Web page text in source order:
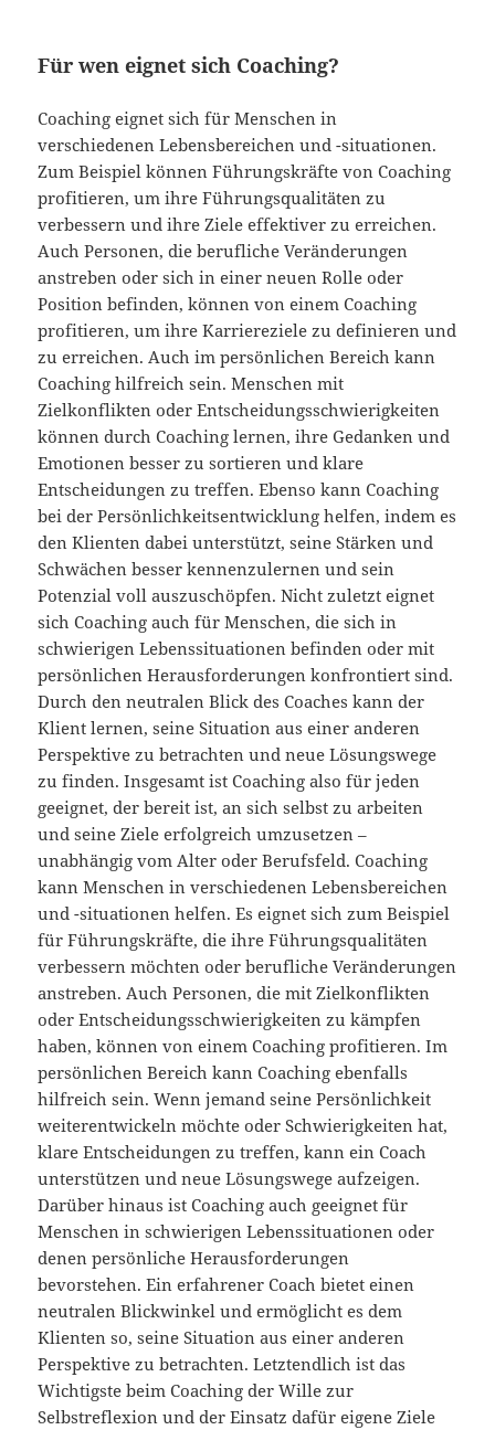
Für wen eignet sich Coaching?
Coaching eignet sich für Menschen in
verschiedenen Lebensbereichen und -situationen.
Zum Beispiel können Führungskräfte von Coaching
profitieren, um ihre Führungsqualitäten zu
verbessern und ihre Ziele effektiver zu erreichen.
Auch Personen, die berufliche Veränderungen
anstreben oder sich in einer neuen Rolle oder
Position befinden, können von einem Coaching
profitieren, um ihre Karriereziele zu definieren und
zu erreichen. Auch im persönlichen Bereich kann
Coaching hilfreich sein. Menschen mit
Zielkonflikten oder Entscheidungsschwierigkeiten
können durch Coaching lernen, ihre Gedanken und
Emotionen besser zu sortieren und klare
Entscheidungen zu treffen. Ebenso kann Coaching
bei der Persönlichkeitsentwicklung helfen, indem es
den Klienten dabei unterstützt, seine Stärken und
Schwächen besser kennenzulernen und sein
Potenzial voll auszuschöpfen. Nicht zuletzt eignet
sich Coaching auch für Menschen, die sich in
schwierigen Lebenssituationen befinden oder mit
persönlichen Herausforderungen konfrontiert sind.
Durch den neutralen Blick des Coaches kann der
Klient lernen, seine Situation aus einer anderen
Perspektive zu betrachten und neue Lösungswege
zu finden. Insgesamt ist Coaching also für jeden
geeignet, der bereit ist, an sich selbst zu arbeiten
und seine Ziele erfolgreich umzusetzen –
unabhängig vom Alter oder Berufsfeld. Coaching
kann Menschen in verschiedenen Lebensbereichen
und -situationen helfen. Es eignet sich zum Beispiel
für Führungskräfte, die ihre Führungsqualitäten
verbessern möchten oder berufliche Veränderungen
anstreben. Auch Personen, die mit Zielkonflikten
oder Entscheidungsschwierigkeiten zu kämpfen
haben, können von einem Coaching profitieren. Im
persönlichen Bereich kann Coaching ebenfalls
hilfreich sein. Wenn jemand seine Persönlichkeit
weiterentwickeln möchte oder Schwierigkeiten hat,
klare Entscheidungen zu treffen, kann ein Coach
unterstützen und neue Lösungswege aufzeigen.
Darüber hinaus ist Coaching auch geeignet für
Menschen in schwierigen Lebenssituationen oder
denen persönliche Herausforderungen
bevorstehen. Ein erfahrener Coach bietet einen
neutralen Blickwinkel und ermöglicht es dem
Klienten so, seine Situation aus einer anderen
Perspektive zu betrachten. Letztendlich ist das
Wichtigste beim Coaching der Wille zur
Selbstreflexion und der Einsatz dafür eigene Ziele